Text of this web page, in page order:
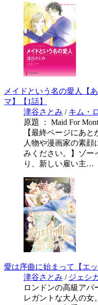
メイドという名の愛人【
マ】【1話】
津谷さとみ / キム・
原題 ： Maid For
【最終ページにあ
人物や漫画家の素顔
みください。】ゾー
り、新しい雇い主…
愛は序曲に始まって【エッ
津谷さとみ / ジェシ
ロンドンの高級アパ
レガントな大人の女